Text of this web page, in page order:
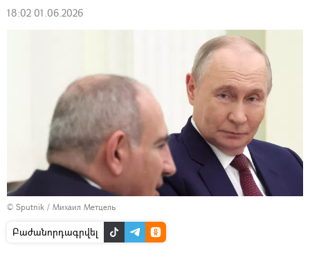
18:02 01.06.2026
© Sputnik / Михаил Метцель
Բաժանորդագրվել